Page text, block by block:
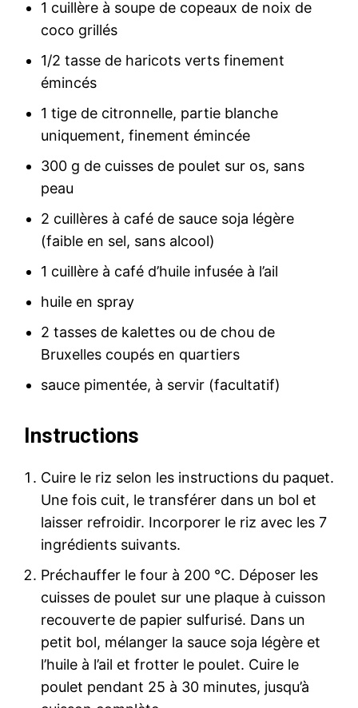
1 cuillère à soupe de copeaux de noix de
coco grillés
1/2 tasse de haricots verts finement
émincés
1 tige de citronnelle, partie blanche
uniquement, finement émincée
300 g de cuisses de poulet sur os, sans
peau
2 cuillères à café de sauce soja légère
(faible en sel, sans alcool)
1 cuillère à café d’huile infusée à l’ail
huile en spray
2 tasses de kalettes ou de chou de
Bruxelles coupés en quartiers
sauce pimentée, à servir (facultatif)
Instructions
Cuire le riz selon les instructions du paquet.
Une fois cuit, le transférer dans un bol et
laisser refroidir. Incorporer le riz avec les 7
ingrédients suivants.
Préchauffer le four à 200 °C. Déposer les
cuisses de poulet sur une plaque à cuisson
recouverte de papier sulfurisé. Dans un
petit bol, mélanger la sauce soja légère et
l’huile à l’ail et frotter le poulet. Cuire le
poulet pendant 25 à 30 minutes, jusqu’à